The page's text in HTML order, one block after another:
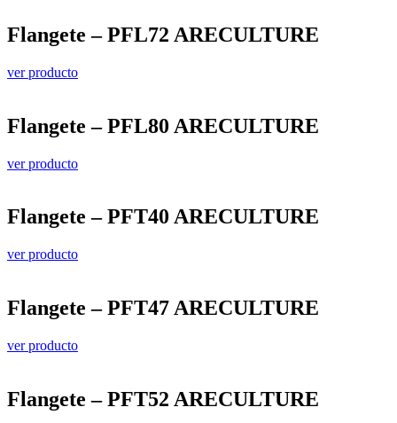
Flangete – PFL72 ARECULTURE
ver producto
Flangete – PFL80 ARECULTURE
ver producto
Flangete – PFT40 ARECULTURE
ver producto
Flangete – PFT47 ARECULTURE
ver producto
Flangete – PFT52 ARECULTURE